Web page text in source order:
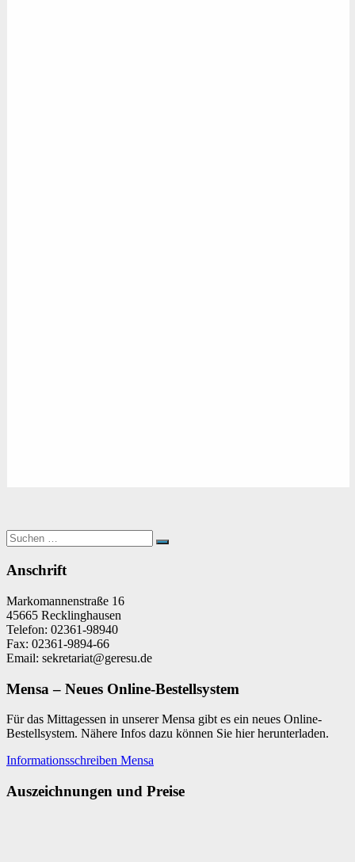
Suchen
nach:
Suchen
Anschrift
Markomannenstraße 16
45665 Recklinghausen
Telefon: 02361-98940
Fax: 02361-9894-66
Email: sekretariat@geresu.de
Mensa – Neues Online-Bestellsystem
Für das Mittagessen in unserer Mensa gibt es ein neues Online-
Bestellsystem. Nähere Infos dazu können Sie hier herunterladen.
Informationsschreiben Mensa
Auszeichnungen und Preise